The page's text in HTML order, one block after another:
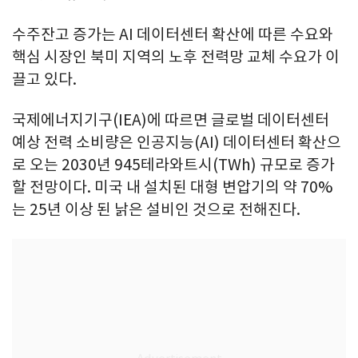
수주잔고 증가는 AI 데이터센터 확산에 따른 수요와
핵심 시장인 북미 지역의 노후 전력망 교체 수요가 이
끌고 있다.
국제에너지기구(IEA)에 따르면 글로벌 데이터센터
예상 전력 소비량은 인공지능(AI) 데이터센터 확산으
로 오는 2030년 945테라와트시(TWh) 규모로 증가
할 전망이다. 미국 내 설치된 대형 변압기의 약 70%
는 25년 이상 된 낡은 설비인 것으로 전해진다.